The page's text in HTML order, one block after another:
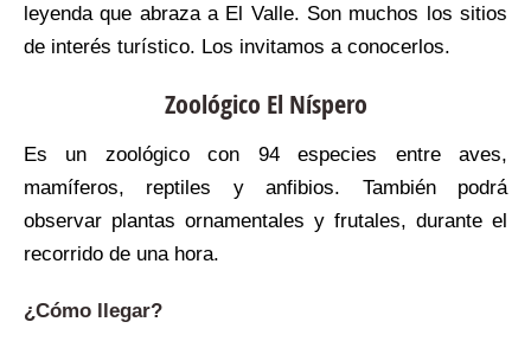
leyenda que abraza a El Valle. Son muchos los sitios
de interés turístico. Los invitamos a conocerlos.
Zoológico El Níspero
Es un zoológico con 94 especies entre aves,
mamíferos, reptiles y anfibios. También podrá
observar plantas ornamentales y frutales, durante el
recorrido de una hora.
¿Cómo llegar?